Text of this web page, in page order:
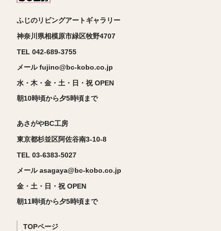
ふじのリビングアートギャラリー
神奈川県相模原市緑区牧野4707
TEL 042-689-3755
メール fujino@bc-kobo.co.jp
水・木・金・土・日・祝 OPEN
朝10時頃から夕5時頃まで
あさがやBC工房
東京都杉並区阿佐谷南3-10-8
TEL 03-6383-5027
メール asagaya@bc-kobo.co.jp
金・土・日・祝 OPEN
朝11時頃から夕5時頃まで
TOPページ